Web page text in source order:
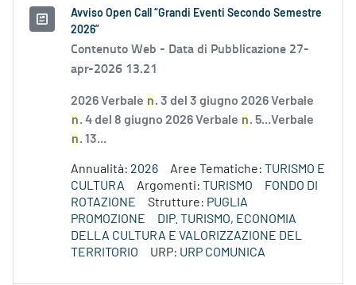
Avviso Open Call “Grandi Eventi Secondo Semestre
2026”
Contenuto Web - Data di Pubblicazione 27-
apr-2026 13.21
2026 Verbale n. 3 del 3 giugno 2026 Verbale
n. 4 del 8 giugno 2026 Verbale n. 5...Verbale
n. 13...
Annualità: 2026 Aree Tematiche: TURISMO E
CULTURA
Argomenti: TURISMO
FONDO DI
ROTAZIONE
Strutture: PUGLIA
PROMOZIONE
DIP. TURISMO, ECONOMIA
DELLA CULTURA E VALORIZZAZIONE DEL
TERRITORIO
URP: URP COMUNICA